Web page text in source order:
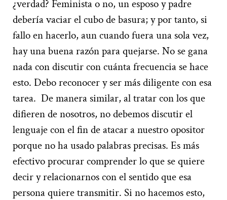
¿verdad? Feminista o no, un esposo y padre
debería vaciar el cubo de basura; y por tanto, si
fallo en hacerlo, aun cuando fuera una sola vez,
hay una buena razón para quejarse. No se gana
nada con discutir con cuánta frecuencia se hace
esto. Debo reconocer y ser más diligente con esa
tarea. De manera similar, al tratar con los que
difieren de nosotros, no debemos discutir el
lenguaje con el fin de atacar a nuestro opositor
porque no ha usado palabras precisas. Es más
efectivo procurar comprender lo que se quiere
decir y relacionarnos con el sentido que esa
persona quiere transmitir. Si no hacemos esto,